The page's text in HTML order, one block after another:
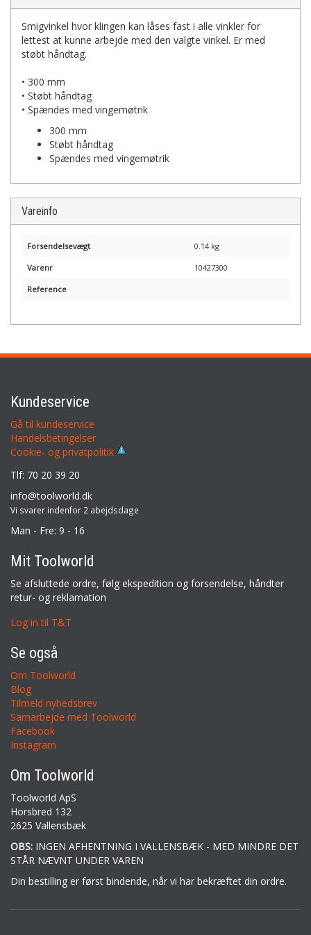
Smigvinkel hvor klingen kan låses fast i alle vinkler for
lettest at kunne arbejde med den valgte vinkel. Er med
støbt håndtag.
• 300 mm
• Støbt håndtag
• Spændes med vingemøtrik
300 mm
Støbt håndtag
Spændes med vingemøtrik
Vareinfo
Forsendelsevægt 0.14 kg
Varenr 10427300
Reference
Kundeservice
Gå til kundeservice
Handelsbetingelser
Cookie- og privatpolitik
Tlf: 70 20 39 20
info@toolworld.dk
Vi svarer indenfor 2 abejdsdage
Man - Fre: 9 - 16
Mit Toolworld
Se afsluttede ordre, følg ekspedition og forsendelse, håndter
retur- og reklamation
Log in til T&T
Se også
Om Toolworld
Blog
Tilmeld nyhedsbrev
Samarbejde med Toolworld
Facebook
Instagram
Om Toolworld
Toolworld ApS
Horsbred 132
2625 Vallensbæk
OBS: INGEN AFHENTNING I VALLENSBÆK - MED MINDRE DET
STÅR NÆVNT UNDER VAREN
Din bestilling er først bindende, når vi har bekræftet din ordre.